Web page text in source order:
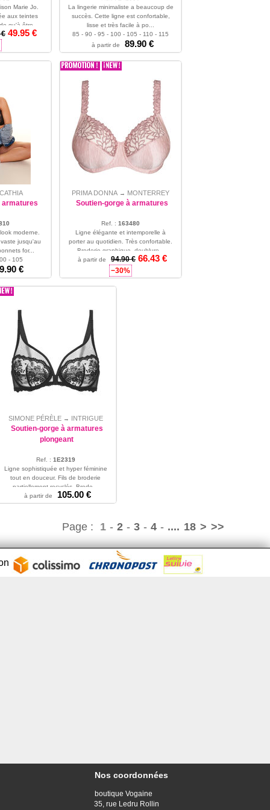
Marie Jo.
aux teintes
qu'à être...
- 105
€ 49.95 €
La lingerie minimaliste a beaucoup de
succès. Cette ligne est confortable,
lisse et très facile à po...
85 - 90 - 95 - 100 - 105 - 110 - 115
à partir de
89.90 €
CATHIA
armatures
moderne.
jusqu'au
for...
- 105
€
PRIMA DONNA → MONTERREY
Soutien-gorge à armatures
Ref. : 163480
Ligne élégante et intemporelle à
porter au quotidien. Très confortable.
Broderie graphique, doublure...
85 - 90 - 95 - 100 - 105 - 110 - 115 -
120 - 125 - 130
à partir de 94.90 € 66.43 €
−30%
SIMONE PÉRÈLE → INTRIGUE
Soutien-gorge à armatures
plongeant
Ref. : 1E2319
Ligne sophistiquée et hyper féminine
tout en douceur. Fils de broderie
partiellement recyclés. Brode...
85 - 90 - 95 - 100 - 105
à partir de 105.00 €
Page : 1 - 2 - 3 - 4 - .... 18 > >>
Nos coordonnées
boutique Vogaine
35, rue Ledru Rollin